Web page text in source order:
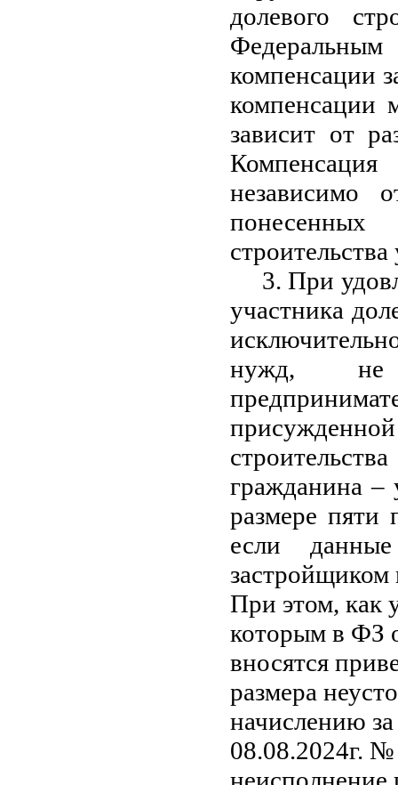
долевого
компенсации
компенсации
зависит от
независимо
понесенных
3. При
участника
нужд, не
присужденной
гражданина –
размере пяти
если
застройщиком
При этом, как
которым в ФЗ
вносятся
размера
начислению
08.08.2024г. №